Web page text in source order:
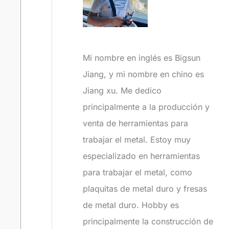
Mi nombre en inglés es Bigsun
Jiang, y mi nombre en chino es
Jiang xu. Me dedico
principalmente a la producción y
venta de herramientas para
trabajar el metal. Estoy muy
especializado en herramientas
para trabajar el metal, como
plaquitas de metal duro y fresas
de metal duro. Hobby es
principalmente la construcción de